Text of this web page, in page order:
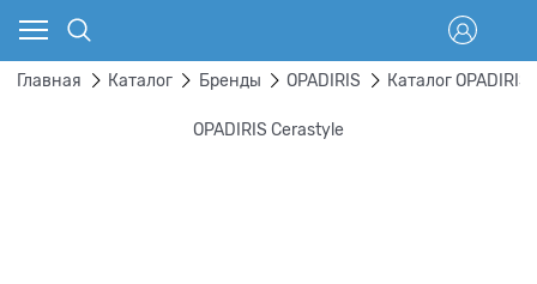
Главная Каталог Бренды OPADIRIS Каталог
OPADIRIS Cerastyle